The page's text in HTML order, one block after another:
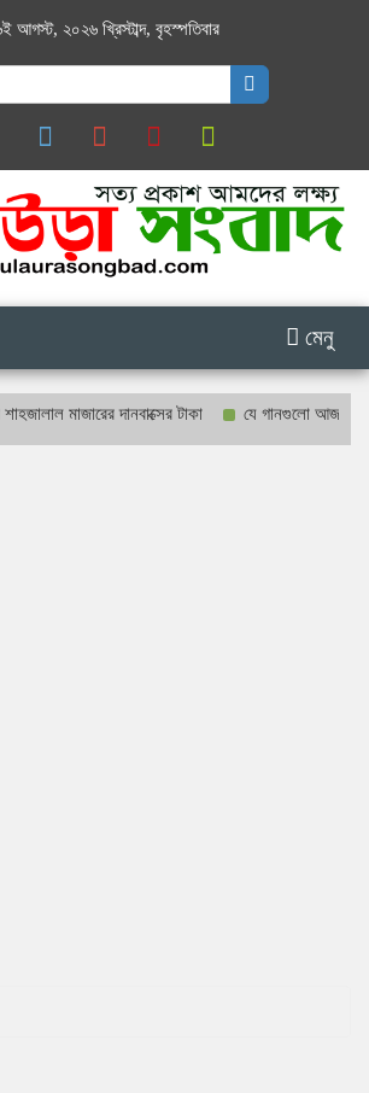
আগস্ট, ২০২৬ খ্রিস্টাব্দ, বৃহস্পতিবার
মেনু
মাজারের দানবাক্সের টাকা যে গানগুলো আজও ফিরিয়ে